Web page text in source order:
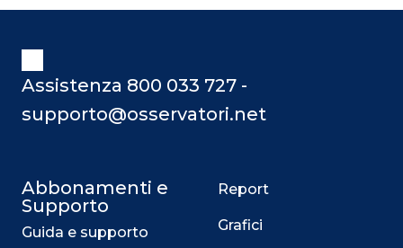
Assistenza 800 033 727 -
supporto@osservatori.net
Abbonamenti e
Supporto
Guida e supporto
Report
Grafici